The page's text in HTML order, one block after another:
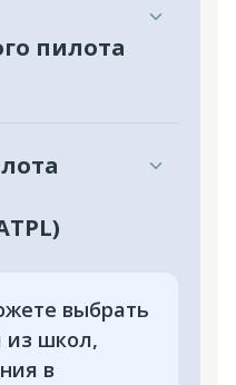
пилота
выбрать
из школ,
в